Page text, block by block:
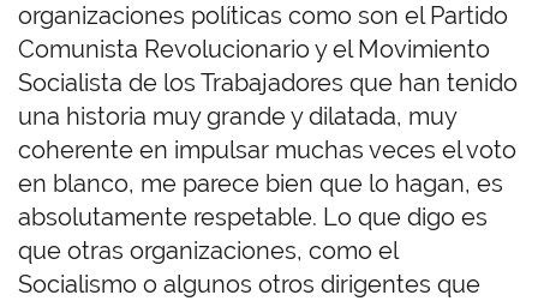
organizaciones políticas como son el Partido
Comunista Revolucionario y el Movimiento
Socialista de los Trabajadores que han tenido
una historia muy grande y dilatada, muy
coherente en impulsar muchas veces el voto
en blanco, me parece bien que lo hagan, es
absolutamente respetable. Lo que digo es
que otras organizaciones, como el
Socialismo o algunos otros dirigentes que